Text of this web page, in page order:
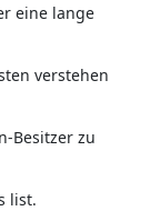
eine lange
verstehen
Besitzer zu
list.